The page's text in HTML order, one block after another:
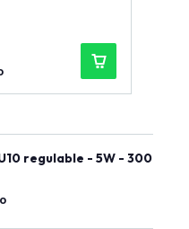
regulable - 5W - 3000K -